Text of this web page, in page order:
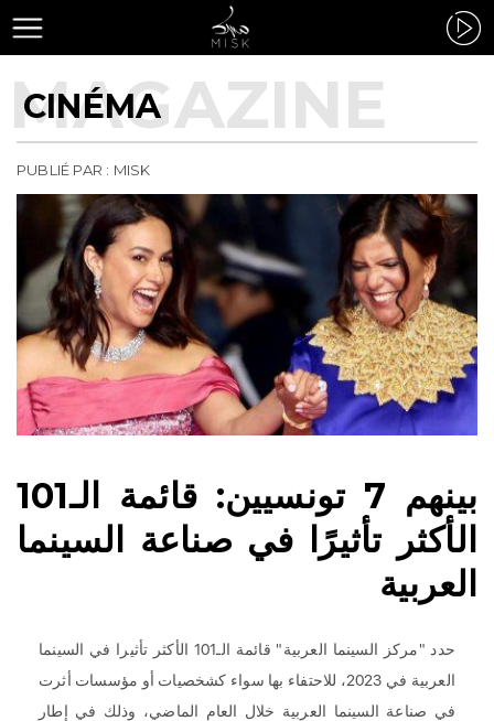
CINÉMA
PUBLIÉ PAR : MISK
بينهم 7 تونسيين: قائمة الـ101
الأكثر تأثيرًا في صناعة السينما
العربية
حدد "مركز السينما العربية" قائمة الـ101 الأكثر تأثيرا في السينما
العربية في 2023، للاحتفاء بها سواء كشخصيات أو مؤسسات أثرت
في صناعة السينما العربية خلال العام الماضي، وذلك في إطار